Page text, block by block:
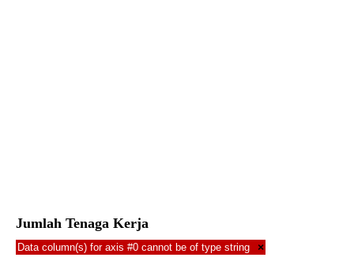
Jumlah Tenaga Kerja
Data column(s) for axis #0 cannot be of type string ×